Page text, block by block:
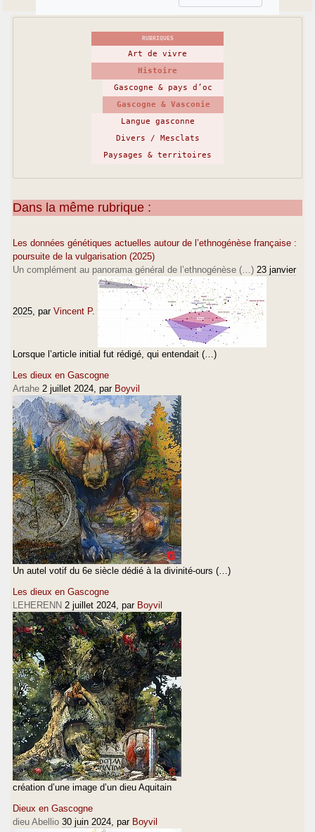
RUBRIQUES
Art de vivre
Histoire
Gascogne & pays d’oc
Gascogne & Vasconie
Langue gasconne
Divers / Mesclats
Paysages & territoires
Dans la même rubrique :
Les données génétiques actuelles autour de l’ethnogénèse française :
poursuite de la vulgarisation (2025)
Un complément au panorama général de l’ethnogénèse (…) 23 janvier
2025 , par Vincent P.
Lorsque l’article initial fut rédigé, qui entendait (…)
Les dieux en Gascogne
Artahe 2 juillet 2024 , par Boyvil
Un autel votif du 6e siècle dédié à la divinité-ours (…)
Les dieux en Gascogne
LEHERENN 2 juillet 2024 , par Boyvil
création d’une image d’un dieu Aquitain
Dieux en Gascogne
dieu Abellio 30 juin 2024 , par Boyvil